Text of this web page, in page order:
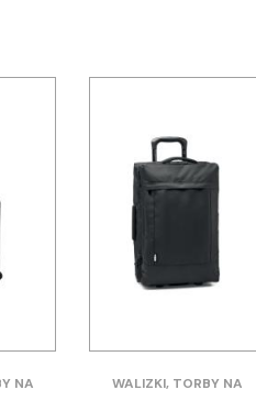
NA
WALIZKI, TORBY NA